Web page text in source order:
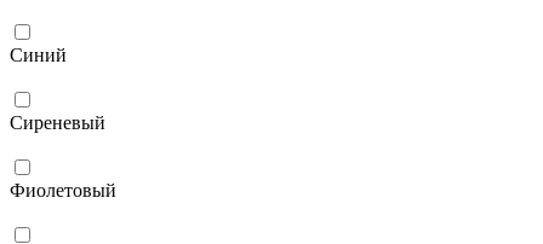
Синий
Сиреневый
Фиолетовый